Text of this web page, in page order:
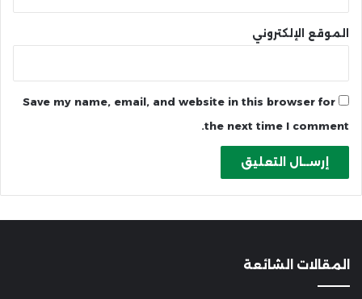
الموقع الإلكتروني
Save my name, email, and website in this browser for
the next time I comment.
المقالات الشائعة